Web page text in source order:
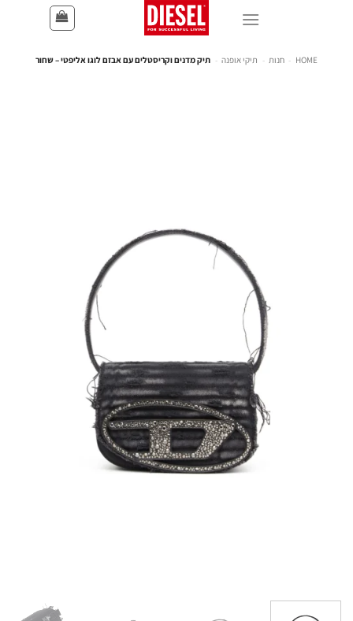
HOME
- חנות - תיקי אופנה - תיק מדנים וקריסטלים עם אבזם לוגו אליפטי – שחור